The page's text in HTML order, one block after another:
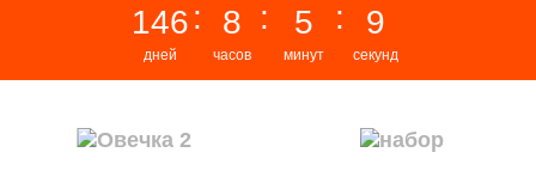
146
дней
8
часов
5
минут
8
секунд